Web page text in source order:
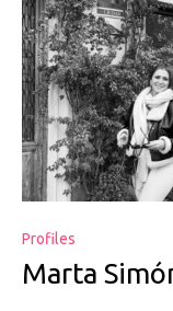
Profiles
Marta